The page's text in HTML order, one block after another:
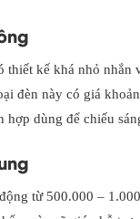
thiết kế khá nhỏ nhắn
đèn này có giá
hợp dùng để chiếu
từ 500.000 –